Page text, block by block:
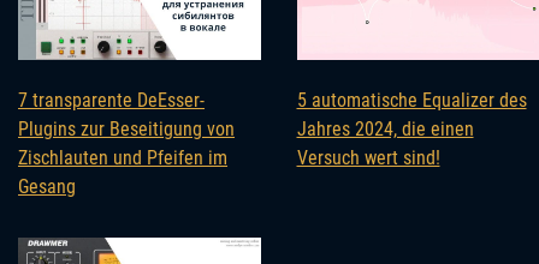
7 transparente DeEsser-
Plugins zur Beseitigung von
Zischlauten und Pfeifen im
Gesang
5 automatische Equalizer des
Jahres 2024, die einen
Versuch wert sind!